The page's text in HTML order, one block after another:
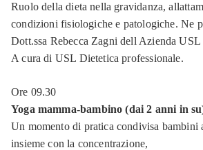
SDIAF
Archivio
storico
Pietre
d'inciampo
Ruolo della dieta nella gravidanza,
condizioni fisiologiche e patologiche. Ne
Dott.ssa Rebecca Zagni dell Azienda USL
A cura di USL Dietetica professionale.
Ore 09.30
Yoga mamma-bambino (dai 2 anni in
Un momento di pratica condivisa bambini
insieme con la concentrazione,